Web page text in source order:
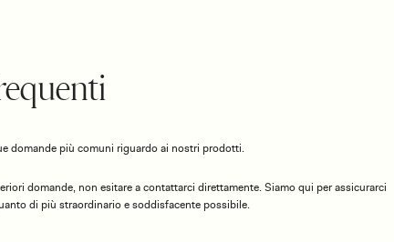
domande più comuni riguardo ai nostri prodotti.
domande, non esitare a contattarci direttamente. Siamo qui per assicurarci
di più straordinario e soddisfacente possibile.